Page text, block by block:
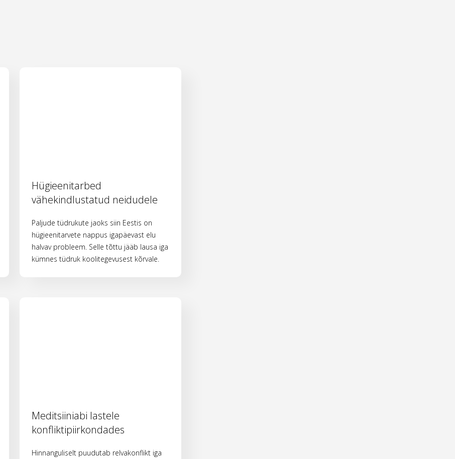
Hügieenitarbed
vähekindlustatud neidudele
Paljude tüdrukute jaoks siin Eestis on
hügieenitarvete nappus igapäevast elu
halvav probleem. Selle tõttu jääb lausa iga
kümnes tüdruk koolitegevusest kõrvale.
Meditsiiniabi lastele
konfliktipiirkondades
Hinnanguliselt puudutab relvakonflikt iga